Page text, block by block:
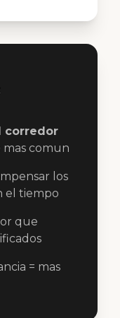
corredor
comun
los
el tiempo
que
= mas